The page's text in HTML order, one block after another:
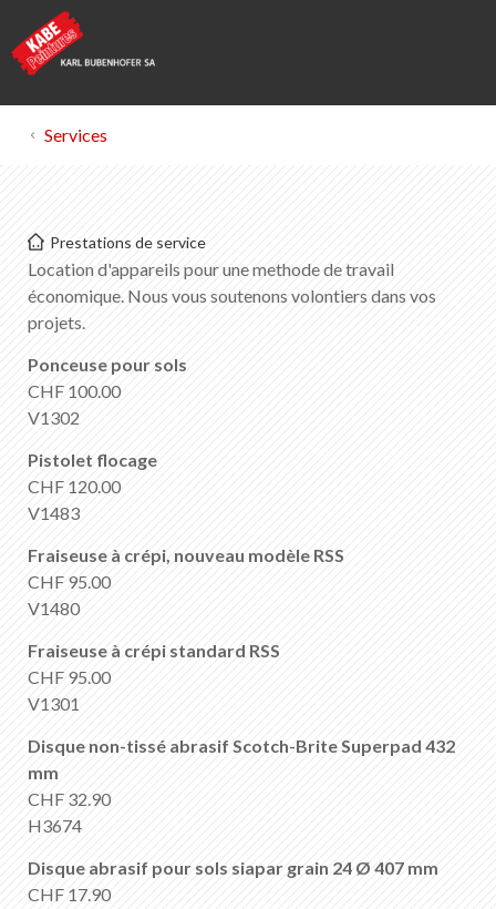
Location d'appareils
Liste des favoris
Portrait de KABE Peintures
Téléchargements
Points de vente
FR
Services
Prestations de service
Location d'appareils pour une methode de travail
économique. Nous vous soutenons volontiers dans vos
projets.
Ponceuse pour sols
CHF 100.00
V1302
Pistolet flocage
CHF 120.00
V1483
Fraiseuse à crépi, nouveau modèle RSS
CHF 95.00
V1480
Fraiseuse à crépi standard RSS
CHF 95.00
V1301
Disque non-tissé abrasif Scotch-Brite Superpad 432
mm
CHF 32.90
H3674
Disque abrasif pour sols siapar grain 24 Ø 407 mm
CHF 17.90